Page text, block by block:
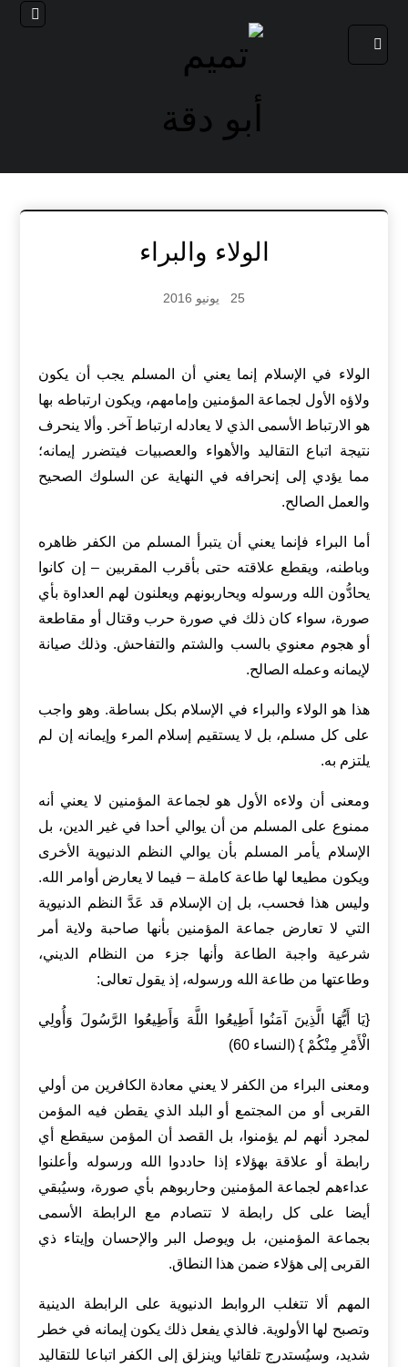
الولاء والبراء
25 يونيو 2016
الولاء في الإسلام إنما يعني أن المسلم يجب أن يكون
ولاؤه الأول لجماعة المؤمنين وإمامهم، ويكون ارتباطه بها
هو الارتباط الأسمى الذي لا يعادله ارتباط آخر. وألا ينحرف
نتيجة اتباع التقاليد والأهواء والعصبيات فيتضرر إيمانه؛
مما يؤدي إلى إنحرافه في النهاية عن السلوك الصحيح
والعمل الصالح.
أما البراء فإنما يعني أن يتبرأ المسلم من الكفر ظاهره
وباطنه، ويقطع علاقته حتى بأقرب المقربين – إن كانوا
يحادُّون الله ورسوله ويحاربونهم ويعلنون لهم العداوة بأي
صورة، سواء كان ذلك في صورة حرب وقتال أو مقاطعة
أو هجوم معنوي بالسب والشتم والتفاحش. وذلك صيانة
لإيمانه وعمله الصالح.
هذا هو الولاء والبراء في الإسلام بكل بساطة. وهو واجب
على كل مسلم، بل لا يستقيم إسلام المرء وإيمانه إن لم
يلتزم به.
ومعنى أن ولاءه الأول هو لجماعة المؤمنين لا يعني أنه
ممنوع على المسلم من أن يوالي أحدا في غير الدين، بل
الإسلام يأمر المسلم بأن يوالي النظم الدنيوية الأخرى
ويكون مطيعا لها طاعة كاملة – فيما لا يعارض أوامر الله.
وليس هذا فحسب، بل إن الإسلام قد عَدَّ النظم الدنيوية
التي لا تعارض جماعة المؤمنين بأنها صاحبة ولاية أمر
شرعية واجبة الطاعة وأنها جزء من النظام الديني،
وطاعتها من طاعة الله ورسوله، إذ يقول تعالى:
{يَا أَيُّهَا الَّذِينَ آمَنُوا أَطِيعُوا اللَّهَ وَأَطِيعُوا الرَّسُولَ وَأُولِي
الْأَمْرِ مِنْكُمْ } (النساء 60)
ومعنى البراء من الكفر لا يعني معادة الكافرين من أولي
القربى أو من المجتمع أو البلد الذي يقطن فيه المؤمن
لمجرد أنهم لم يؤمنوا، بل القصد أن المؤمن سيقطع أي
رابطة أو علاقة بهؤلاء إذا حاددوا الله ورسوله وأعلنوا
عداءهم لجماعة المؤمنين وحاربوهم بأي صورة، وسيُبقي
أيضا على كل رابطة لا تتصادم مع الرابطة الأسمى
بجماعة المؤمنين، بل ويوصل البر والإحسان وإيتاء ذي
القربى إلى هؤلاء ضمن هذا النطاق.
المهم ألا تتغلب الروابط الدنيوية على الرابطة الدينية
وتصبح لها الأولوية. فالذي يفعل ذلك يكون إيمانه في خطر
شديد، وسيُستدرج تلقائيا وينزلق إلى الكفر اتباعا للتقاليد